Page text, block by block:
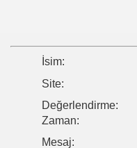
İsim:
Site:
Değerlendirme:
Zaman:
Mesaj: